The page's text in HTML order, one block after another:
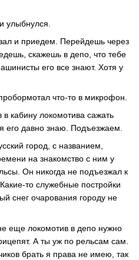
улыбнулся.
и приедем. Перейдешь через
скажешь в депо, что тебе
его все знают. Хотя у
что-то в микрофон.
кабину локомотива сажать
его давно знаю. Подъезжаем.
город, с названием,
на знакомство с ним у
Он никогда не подъезжал к
то служебные постройки
снег очарования городу не
еще локомотив в депо нужно
А ты уж по рельсам сам.
брать я права не имею, так